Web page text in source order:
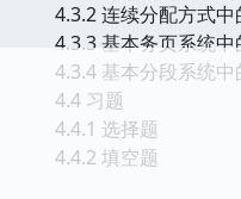
4.3.2 连续分配方式
4.3.3 基本务页系统
4.3.4 基本分段系统
4.4 习题
4.4.1 选择题
4.4.2 填空题